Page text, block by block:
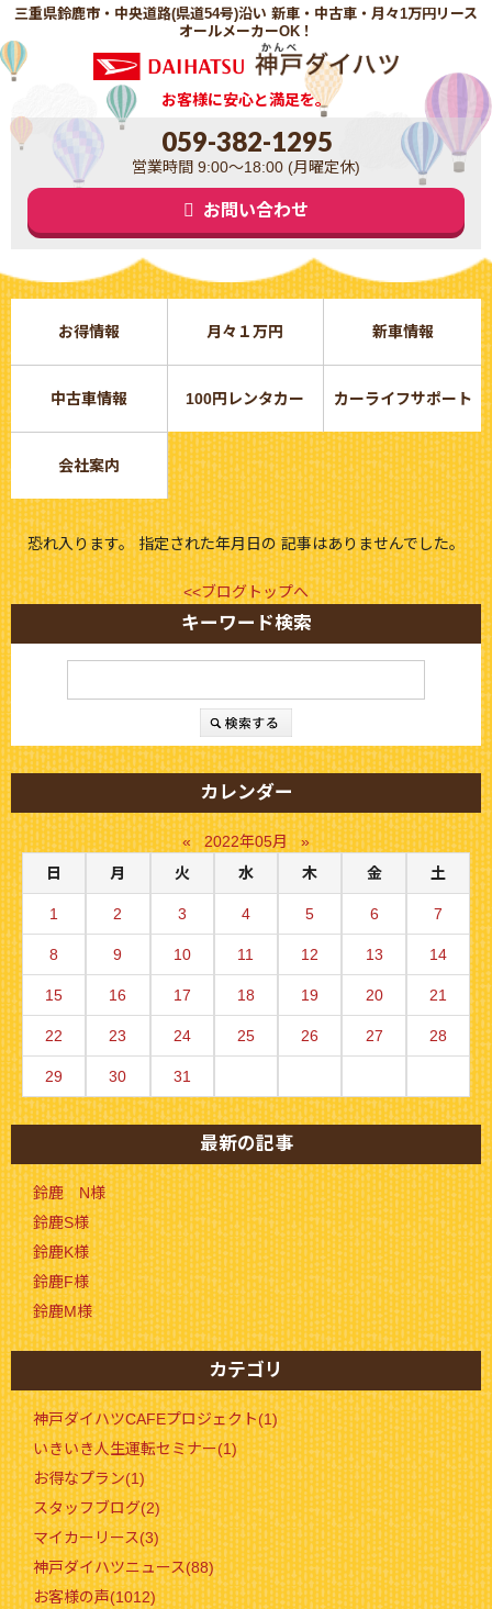
三重県鈴鹿市・中央道路(県道54号)沿い 新車・中古車・月々1万円リース
オールメーカーOK！
お客様に安心と満足を。
059-382-1295
営業時間 9:00～18:00 (月曜定休)
お問い合わせ
お得情報 月々１万円 新車情報
中古車情報 100円レンタカー カーライフサポート
会社案内
恐れ入ります。 指定された年月日の 記事はありませんでした。
<<ブログトップへ
キーワード検索
カレンダー
« 2022年05月
»
日
月 火 水 木 金 土
1 2 3 4 5 6 7
8 9 10 11 12 13 14
15 16 17 18 19 20 21
22 23 24 25 26 27 28
29 30 31
最新の記事
鈴鹿 N様
鈴鹿S様
鈴鹿K様
鈴鹿F様
鈴鹿M様
カテゴリ
神戸ダイハツCAFEプロジェクト(1)
いきいき人生運転セミナー(1)
お得なプラン(1)
スタッフブログ(2)
マイカーリース(3)
神戸ダイハツニュース(88)
お客様の声(1012)